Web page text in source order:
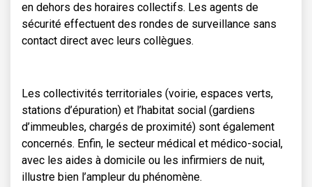
en dehors des horaires collectifs. Les agents de
sécurité effectuent des rondes de surveillance sans
contact direct avec leurs collègues.
Les collectivités territoriales (voirie, espaces verts,
stations d’épuration) et l’habitat social (gardiens
d’immeubles, chargés de proximité) sont également
concernés. Enfin, le secteur médical et médico-social,
avec les aides à domicile ou les infirmiers de nuit,
illustre bien l’ampleur du phénomène.